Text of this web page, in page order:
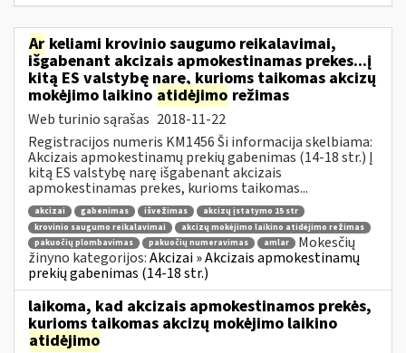
Ar keliami krovinio saugumo reikalavimai,
išgabenant akcizais apmokestinamas prekes...į
kitą ES valstybę narę, kurioms taikomas akcizų
mokėjimo laikino atidėjimo režimas
Web turinio sąrašas 2018-11-22
Registracijos numeris KM1456 Ši informacija skelbiama:
Akcizais apmokestinamų prekių gabenimas (14-18 str.) Į
kitą ES valstybę narę išgabenant akcizais
apmokestinamas prekes, kurioms taikomas...
akcizai gabenimas išvežimas
akcizų įstatymo 15 str
krovinio saugumo reikalavimai
akcizų mokėjimo laikino atidėjimo režimas
pakuočių plombavimas
pakuočių numeravimas amlar
Mokesčių
žinyno kategorijos:Akcizai » Akcizais apmokestinamų
prekių gabenimas (14-18 str.)
laikoma, kad akcizais apmokestinamos prekės,
kurioms taikomas akcizų mokėjimo laikino
atidėjimo